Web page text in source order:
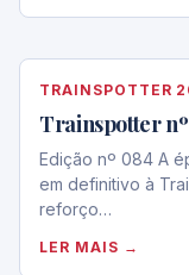
TRAINSPOTTER
Trainspotter
Edição nº 084 A
em definitivo à
reforço…
LER MAIS →